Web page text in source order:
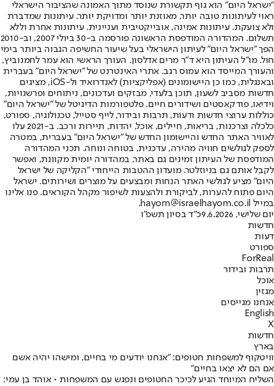
"ישראל היום" הוא גוף תקשורת שנוסד מתוך האמונה שהציבור הישראלי
ראוי לעיתונות טובה יותר, מאוזנת יותר ומדויקת יותר. עיתונות שמדברת
ולא צועקת. עיתונות אמינה, אובייקטיבית ועניינית. עיתונות אחרת וללא
תשלום. המהדורה המודפסת הראשונה פורסמה ב-30 ביולי 2007, וב-2010
הפך "ישראל היום" לעיתון הישראלי בעל שיעור החשיפה הגבוה ביותר בימי
חול. מו"ל העיתון היא ד"ר מרים אדלסון. העורך הראשי הוא עמר לחמנוביץ,
והעורך המייסד הוא עמוס רגב. אתרי האינטרנט של "ישראל היום" בעברית
ובאנגלית, כמו כן היישומונים (אפליקציות) לאנדרואיד ול-iOS, מציגים
חדשות מסביב לשעון, תוכן בלעדי, מבזקים ועדכונים, ניתוחים ופרשנויות,
וידיאו, פודקאסטים ושידורים חיים. פלטפורמות הדיגיטל של "ישראל היום"
כוללות ערוצי חדשות ודעות, תרבות ובידור, לייף סטייל, טכנולוגיה, ספורט,
כלכלה וצרכנות, בריאות, חיילים, אוכל, יהדות, תיירות ורכב. ב-2021 עלו
לאוויר האתר החדש והיישומון החדש של "ישראל היום" בעברית, במטרה
לספק לגולשים חוויה מהירה, עדכנית, בטוחה ונוחה. תכני המהדורה
המודפסת של העיתון זמינים גם באתר, במהדורה יומית מקוונת, ואפשר
לקבל אותם גם בניוזלטר. מועדון ההטבות הייחודי "הקליקה של ישראל
היום" מציע לגולשי האתר הנחות ומבצעים על מוצרים ושירותים. ישראל
היום פתוח להערות, לביקורת ולהצעות לשיפור מקהל הקוראים. פנו אלינו
במייל hayom@israelhayom.co.il.
יום שלישי, 9.6.2026
כ"ד בסיון תשפ"ו
חדשות
דעות
ספורט
ForReal
תרבות ובידור
אוכל
מגזין
אנחנו מגייסים
English
X
חדשות
בארץ
וויטקוף למשפחות חטופים: ״אנחנו יודעים מי בחיים, ומישהו יהיה אשם
אם הם לא יצאו בחיים"
השליח המיוחד הגיע לכיכר החטופים ונפגש עם המשפחות • אוהד בן עמי: